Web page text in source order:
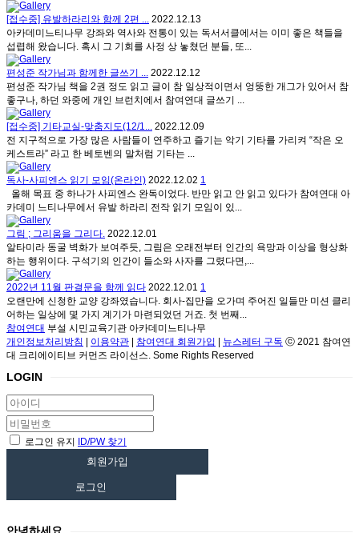
[접수중] 유발하라리와 함께 2편 ... 2022.12.13
아카데미느티나무 강좌와 역사와 전통이 있는 독서서클에서는 이미 좋은 책들을
섭렵해 왔습니다. 혹시 그 기회를 사정 상 놓쳤던 분들, 또...
편성준 작가님과 함께한 글쓰기 ... 2022.12.12
편성준 작가님 책을 2권 정도 읽고 글이 참 일상적이면서 엉뚱한 개그가 있어서 참
좋구나, 하던 와중에 개인 브런치에서 참여연대 글쓰기 ...
[접수중] 기타교실-맞춤지도(12/1... 2022.12.09
전 지구적으로 가장 많은 사람들이 연주하고 즐기는 악기 기타를 가리켜 “작은 오
케스트라” 라고 한 베토벤의 말처럼 기타는 ...
독사-사피엔스 읽기 모임(온라인) 2022.12.02 1
올해 목표 중 하나가 사피엔스 완독이었다. 반만 읽고 안 읽고 있다가 참여연대 아
카데미 느티나무에서 유발 하라리 전작 읽기 모임이 있...
그림 ; 그리움을 그리다. 2022.12.01
알타미라 동굴 벽화가 보여주듯, 그림은 오래전부터 인간의 욕망과 이상을 형상화
하는 행위이다. 구석기의 인간이 들소와 사자를 그렸다면,...
2022년 11월 판결문을 함께 읽다 2022.12.01 1
오랜만에 신청한 교양 강좌였습니다. 회사-집만을 오가며 주어진 일들만 미션 클리
어하는 일상에 몇 가지 계기가 마련되었던 거죠. 첫 번째...
참여연대 부설 시민교육기관 아카데미느티나무
개인정보처리방침
이용약관 참여연대 회원가입 뉴스레터 구독 ⓒ 2021 참여연
대 크리에이티브 커먼즈 라이선스. Some Rights Reserved
LOGIN
로그인 유지 ID/PW 찾기
회원가입
로그인